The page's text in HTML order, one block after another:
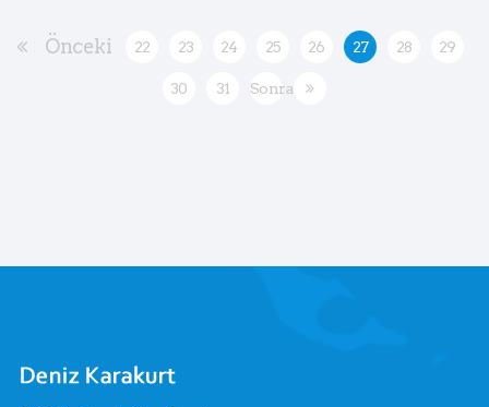
Önceki 22 23 24 25 26 27 28 29
30 31 Sonraki